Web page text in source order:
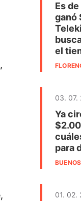
Es
ganó
el
03. 07.
Ya
para
01. 02.